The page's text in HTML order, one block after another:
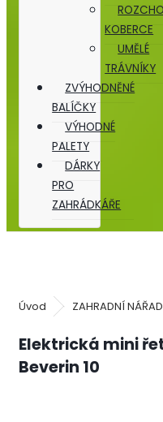
KOBERCE
UMĚLÉ
TRÁVNÍKY
ZVÝHODNĚNÉ
BALÍČKY
VÝHODNÉ
PALETY
DÁRKY
PRO
ZAHRÁDKÁŘE
Úvod ZAHRADNÍ
Elektrická mini
Beverin 10